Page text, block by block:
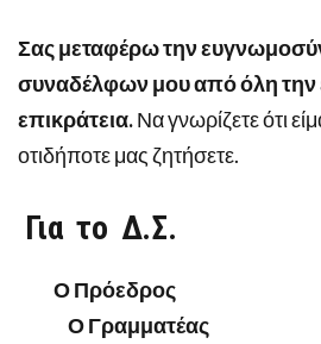
Σας μεταφέρω την
συναδέλφων μου από όλη την
επικράτεια.Να γνωρίζετε ότι
οτιδήποτε μας ζητήσετε.
Για το Δ.Σ.
Ο
Ο Γραμματέας